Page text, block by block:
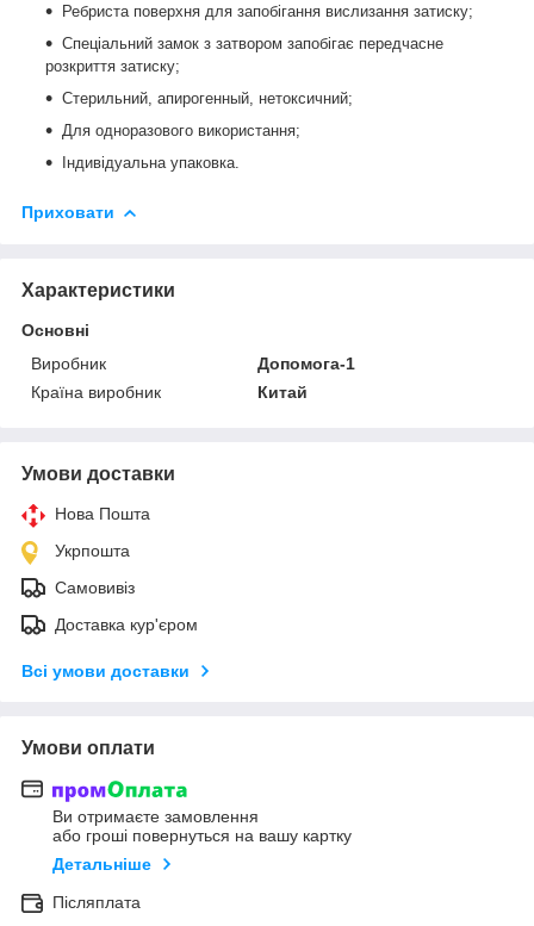
Ребриста поверхня для запобігання вислизання затиску;
Спеціальний замок з затвором запобігає передчасне
розкриття затиску;
Стерильний, апирогенный, нетоксичний;
Для одноразового використання;
Індивідуальна упаковка.
Приховати
Характеристики
Основні
Виробник
Допомога-1
Країна виробник
Китай
Умови доставки
Нова Пошта
Укрпошта
Самовивіз
Доставка кур'єром
Всі умови доставки
Умови оплати
Ви отримаєте замовлення
або гроші повернуться на вашу картку
Детальніше
Післяплата